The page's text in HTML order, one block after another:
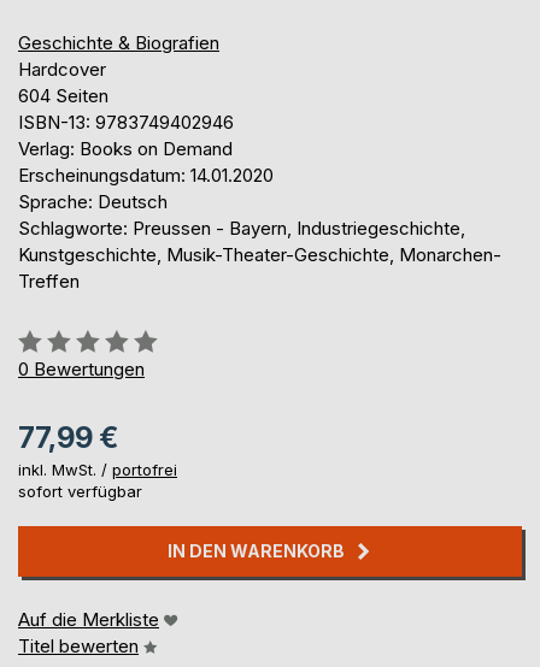
Geschichte & Biografien
Hardcover
604 Seiten
ISBN-13: 9783749402946
Verlag: Books on Demand
Erscheinungsdatum: 14.01.2020
Sprache: Deutsch
Schlagworte: Preussen - Bayern, Industriegeschichte,
Kunstgeschichte, Musik-Theater-Geschichte, Monarchen-
Treffen
Bewertung::
0%
0 Bewertungen
77,99 €
inkl. MwSt. / portofrei
sofort verfügbar
IN DEN WARENKORB
Auf die Merkliste
Titel bewerten